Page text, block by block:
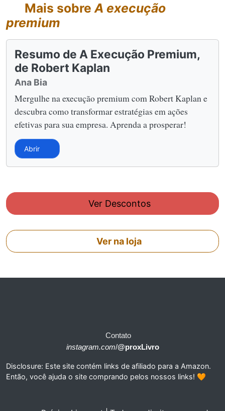
Mais sobreA execução
premium
Resumo de A Execução Premium,
de Robert Kaplan
Ana Bia
Mergulhe na execução premium com Robert Kaplan e
descubra como transformar estratégias em ações
efetivas para sua empresa. Aprenda a prosperar!
Abrir
Ver Descontos
Ver na loja
Contato
instagram.com/@proxLivro
Disclosure: Este site contém links de afiliado para a Amazon.
Então, você ajuda o site comprando pelos nossos links! 🧡